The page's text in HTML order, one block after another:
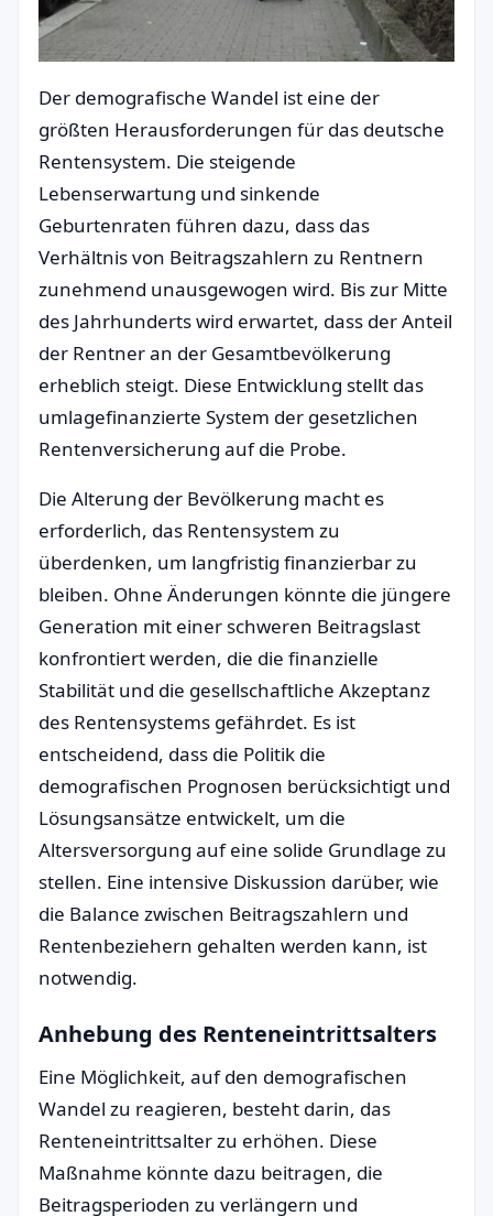
Der demografische Wandel ist eine der
größten Herausforderungen für das deutsche
Rentensystem. Die steigende
Lebenserwartung und sinkende
Geburtenraten führen dazu, dass das
Verhältnis von Beitragszahlern zu Rentnern
zunehmend unausgewogen wird. Bis zur Mitte
des Jahrhunderts wird erwartet, dass der Anteil
der Rentner an der Gesamtbevölkerung
erheblich steigt. Diese Entwicklung stellt das
umlagefinanzierte System der gesetzlichen
Rentenversicherung auf die Probe.
Die Alterung der Bevölkerung macht es
erforderlich, das Rentensystem zu
überdenken, um langfristig finanzierbar zu
bleiben. Ohne Änderungen könnte die jüngere
Generation mit einer schweren Beitragslast
konfrontiert werden, die die finanzielle
Stabilität und die gesellschaftliche Akzeptanz
des Rentensystems gefährdet. Es ist
entscheidend, dass die Politik die
demografischen Prognosen berücksichtigt und
Lösungsansätze entwickelt, um die
Altersversorgung auf eine solide Grundlage zu
stellen. Eine intensive Diskussion darüber, wie
die Balance zwischen Beitragszahlern und
Rentenbeziehern gehalten werden kann, ist
notwendig.
Anhebung des Renteneintrittsalters
Eine Möglichkeit, auf den demografischen
Wandel zu reagieren, besteht darin, das
Renteneintrittsalter zu erhöhen. Diese
Maßnahme könnte dazu beitragen, die
Beitragsperioden zu verlängern und